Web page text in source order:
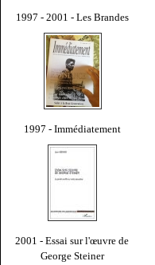
1997 - 2001 - Les Brandes
1997 - Immédiatement
2001 - Essai sur l'œuvre de
George Steiner